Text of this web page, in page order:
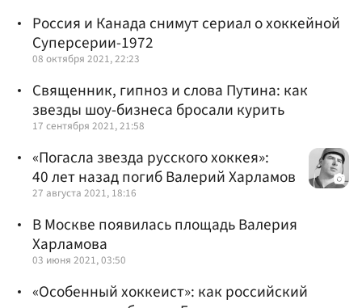
Россия и Канада снимут сериал о хоккейной
Суперсерии-1972
08 октября 2021, 22:23
Священник, гипноз и слова Путина: как
звезды шоу-бизнеса бросали курить
17 сентября 2021, 21:58
«Погасла звезда русского хоккея»:
40 лет назад погиб Валерий Харламов
27 августа 2021, 18:16
В Москве появилась площадь Валерия
Харламова
03 июня 2021, 03:50
«Особенный хоккеист»: как российский